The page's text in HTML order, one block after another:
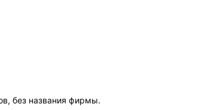
без названия фирмы.